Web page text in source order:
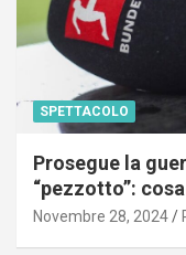
SPETTACOLO
Prosegue la
“pezzotto”:
Novembre 28, 2024